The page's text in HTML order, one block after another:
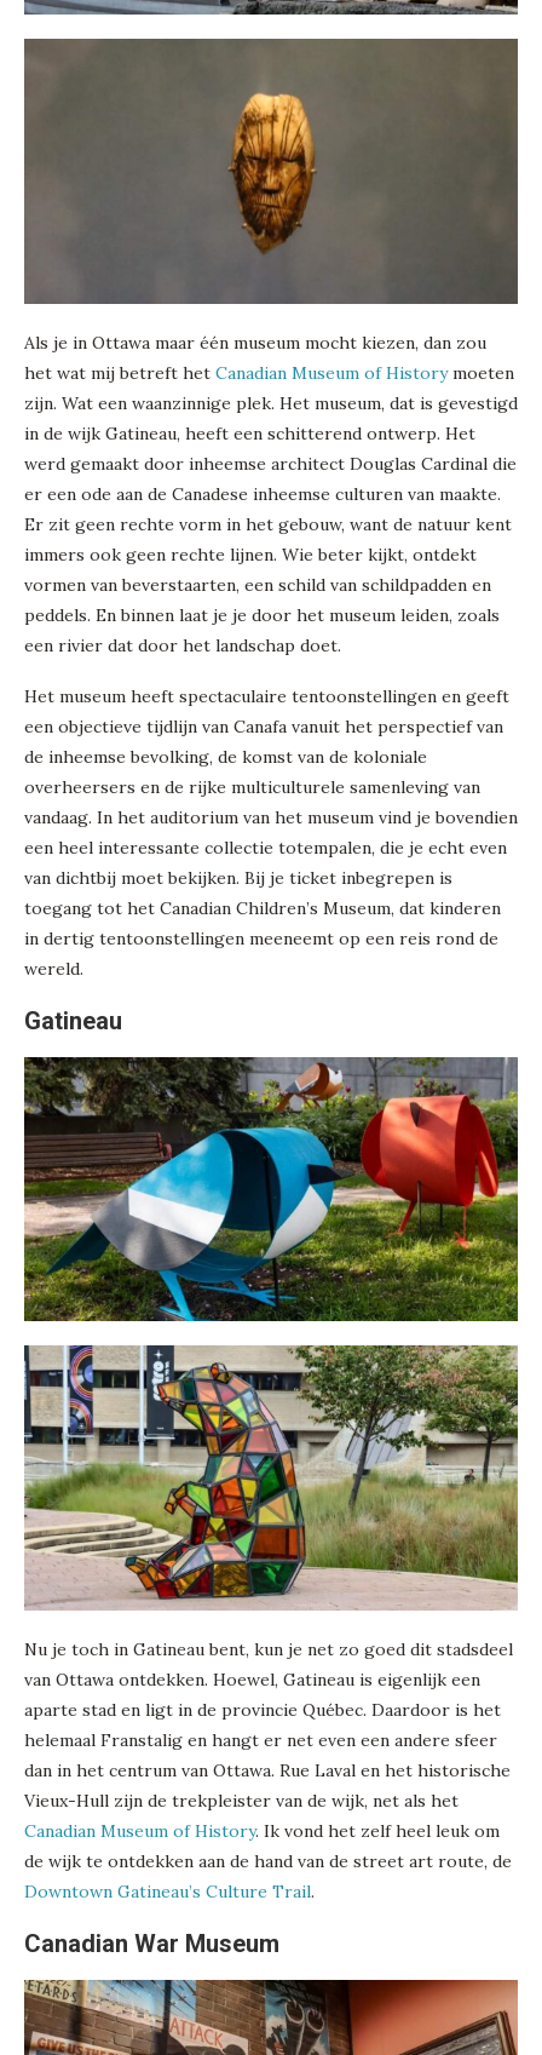
Als je in Ottawa maar één museum mocht kiezen, dan zou
het wat mij betreft het Canadian Museum of Historymoeten
zijn. Wat een waanzinnige plek. Het museum, dat is gevestigd
in de wijk Gatineau, heeft een schitterend ontwerp. Het
werd gemaakt door inheemse architect Douglas Cardinal die
er een ode aan de Canadese inheemse culturen van maakte.
Er zit geen rechte vorm in het gebouw, want de natuur kent
immers ook geen rechte lijnen. Wie beter kijkt, ontdekt
vormen van beverstaarten, een schild van schildpadden en
peddels. En binnen laat je je door het museum leiden, zoals
een rivier dat door het landschap doet.
Het museum heeft spectaculaire tentoonstellingen en geeft
een objectieve tijdlijn van Canafa vanuit het perspectief van
de inheemse bevolking, de komst van de koloniale
overheersers en de rijke multiculturele samenleving van
vandaag. In het auditorium van het museum vind je bovendien
een heel interessante collectie totempalen, die je echt even
van dichtbij moet bekijken. Bij je ticket inbegrepen is
toegang tot het Canadian Children’s Museum, dat kinderen
in dertig tentoonstellingen meeneemt op een reis rond de
wereld.
Gatineau
Nu je toch in Gatineau bent, kun je net zo goed dit stadsdeel
van Ottawa ontdekken. Hoewel, Gatineau is eigenlijk een
aparte stad en ligt in de provincie Québec. Daardoor is het
helemaal Franstalig en hangt er net even een andere sfeer
dan in het centrum van Ottawa. Rue Laval en het historische
Vieux-Hull zijn de trekpleister van de wijk, net als het
Canadian Museum of History. Ik vond het zelf heel leuk om
de wijk te ontdekken aan de hand van de street art route, de
Downtown Gatineau’s Culture Trail.
Canadian War Museum